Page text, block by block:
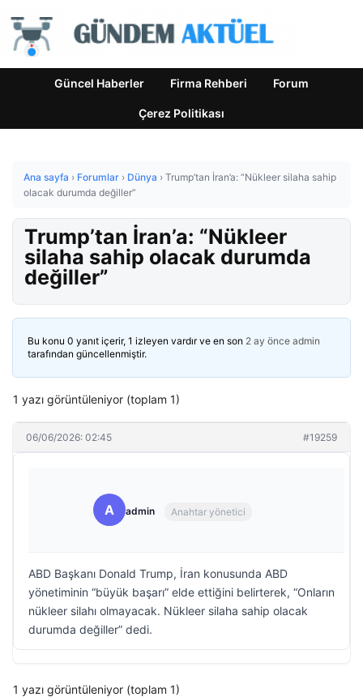
Güncel Haberler Firma Rehberi Forum
Çerez Politikası
Ana sayfa › Forumlar › Dünya › Trump’tan İran’a: “Nükleer silaha sahip
olacak durumda değiller”
Trump’tan İran’a: “Nükleer
silaha sahip olacak durumda
değiller”
Bu konu 0 yanıt içerir, 1 izleyen vardır ve en son 2 ay önce admin
tarafından güncellenmiştir.
1 yazı görüntüleniyor (toplam 1)
06/06/2026: 02:45 #19259
A admin Anahtar yönetici
ABD Başkanı Donald Trump, İran konusunda ABD
yönetiminin “büyük başarı” elde ettiğini belirterek, “Onların
nükleer silahı olmayacak. Nükleer silaha sahip olacak
durumda değiller” dedi.
1 yazı görüntüleniyor (toplam 1)